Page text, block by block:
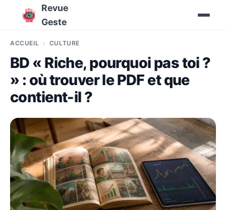
Revue
Geste
ACCUEIL CULTURE
BD « Riche, pourquoi pas toi ?
» : où trouver le PDF et que
contient-il ?